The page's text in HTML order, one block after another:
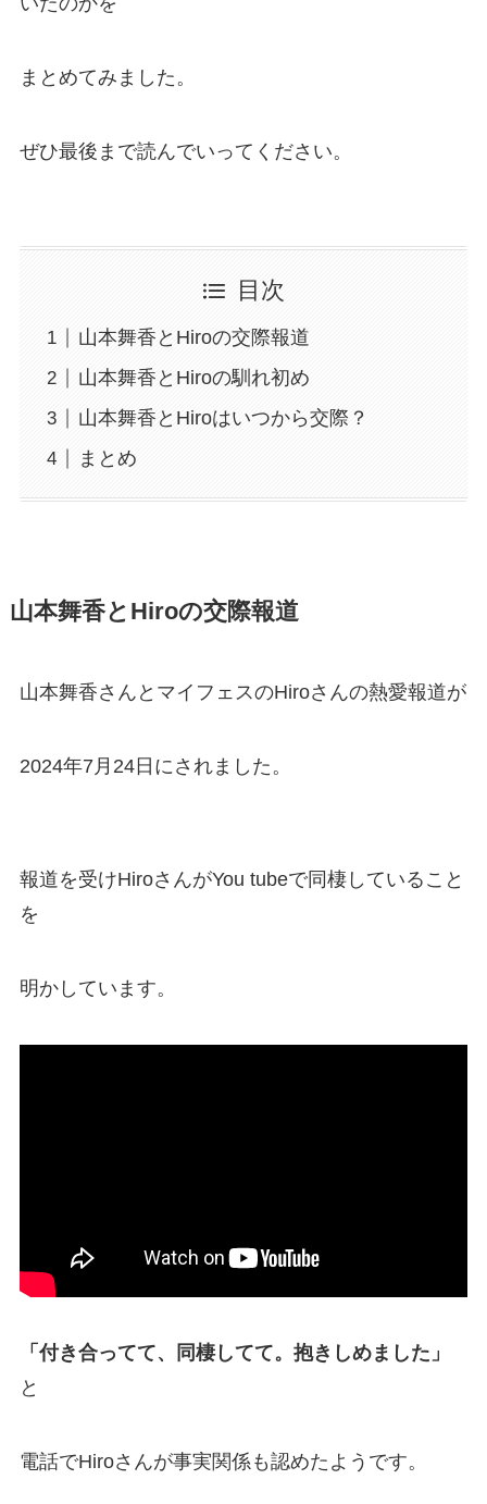
まとめてみました。
ぜひ最後まで読んでいってください。
目次
山本舞香とHiroの交際報道
山本舞香とHiroの馴れ初め
山本舞香とHiroはいつから交際？
まとめ
山本舞香とHiroの交際報道
山本舞香さんとマイフェスのHiroさんの熱愛報道が
2024年7月24日にされました。
報道を受けHiroさんがYou tubeで同棲していること
を
明かしています。
「付き合ってて、同棲してて。抱きしめました」
と
電話でHiroさんが事実関係も認めたようです。